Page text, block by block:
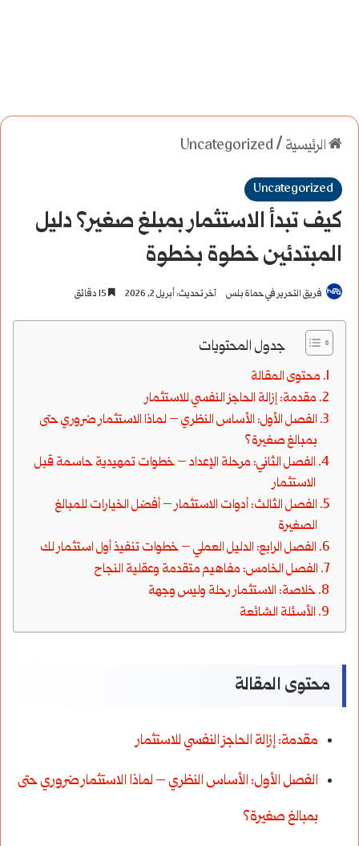
الرئيسية /
Uncategorized
Uncategorized
كيف تبدأ الاستثمار بمبلغ صغير؟ دليل
المبتدئين خطوة بخطوة
فريق التحرير في حماة بلس آخر تحديث: أبريل 2, 2026
جدول المحتويات
محتوى المقالة
مقدمة: إزالة الحاجز النفسي للاستثمار
الفصل الأول: الأساس النظري – لماذا الاستثمار ضروري حتى
بمبالغ صغيرة؟
الفصل الثاني: مرحلة الإعداد – خطوات تمهيدية حاسمة قبل
الاستثمار
الفصل الثالث: أدوات الاستثمار – أفضل الخيارات للمبالغ
الصغيرة
الفصل الرابع: الدليل العملي – خطوات تنفيذ أول استثمار لك
الفصل الخامس: مفاهيم متقدمة وعقلية النجاح
خلاصة: الاستثمار رحلة وليس وجهة
الأسئلة الشائعة
محتوى المقالة
مقدمة: إزالة الحاجز النفسي للاستثمار
الفصل الأول: الأساس النظري – لماذا الاستثمار ضروري حتى
بمبالغ صغيرة؟